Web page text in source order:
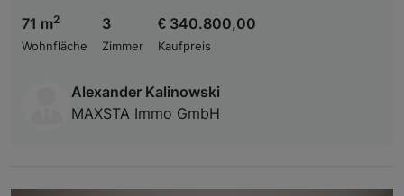
71 m2
Wohnfläche
3
Zimmer
€ 340.800,00
Kaufpreis
Alexander Kalinowski
MAXSTA Immo GmbH